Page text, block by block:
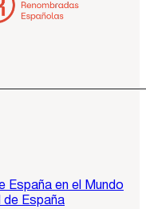
España en el Mundo
de España